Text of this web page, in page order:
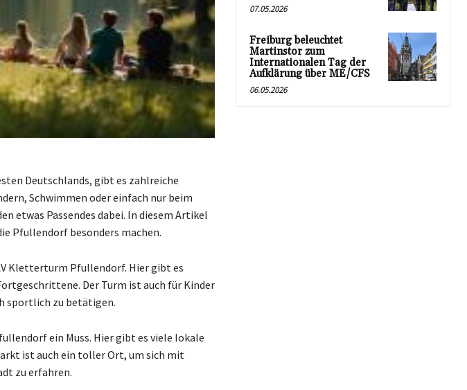
Deutschlands, gibt es zahlreiche
Schwimmen oder einfach nur beim
etwas Passendes dabei. In diesem Artikel
Pfullendorf besonders machen.
Kletterturm Pfullendorf. Hier gibt es
Der Turm ist auch für Kinder
sportlich zu betätigen.
ein Muss. Hier gibt es viele lokale
ist auch ein toller Ort, um sich mit
zu erfahren.
07.05.2026
Freiburg beleuchtet
Martinstor zum
Internationalen Tag der
Aufklärung über ME/CFS
06.05.2026